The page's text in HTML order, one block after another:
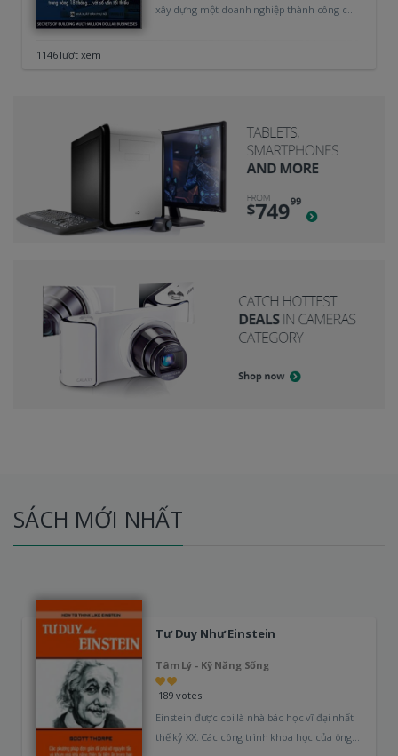
xây dựng một doanh nghiệp thành công của
1146 lượt xem
SÁCH MỚI NHẤT
Tư Duy Như Einstein
Tâm Lý - Kỹ Năng Sống
189 votes
Einstein được coi là nhà bác học vĩ đại nhất
thế kỷ XX. Các công trình khoa học của ông…